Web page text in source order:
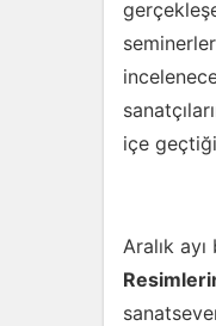
içe
Aralık